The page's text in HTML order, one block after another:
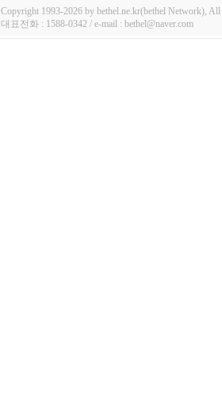
Copyright 1993-2026 by bethel.ne.kr(bethel Network), All
대표전화 : 1588-0342 / e-mail : bethel@naver.com